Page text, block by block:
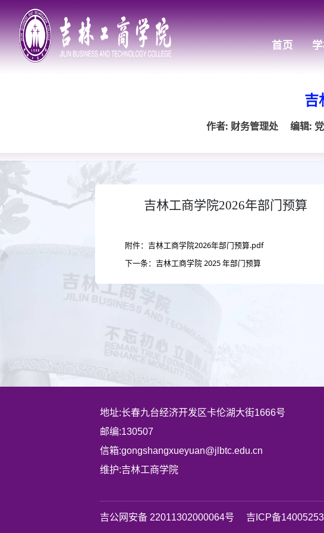
首页
吉
作者: 财务管理处 编辑:
吉林工商学院2026年部门预算
附件：吉林工商学院2026年部门预算.pdf
下一条：吉林工商学院 2025 年部门预算
地址:长春九台经济开发区卡伦湖大街1666号
邮编:130507
信箱:gongshangxueyuan@jlbtc.edu.cn
维护:吉林工商学院
吉公网安备 22011302000064号 吉ICP备